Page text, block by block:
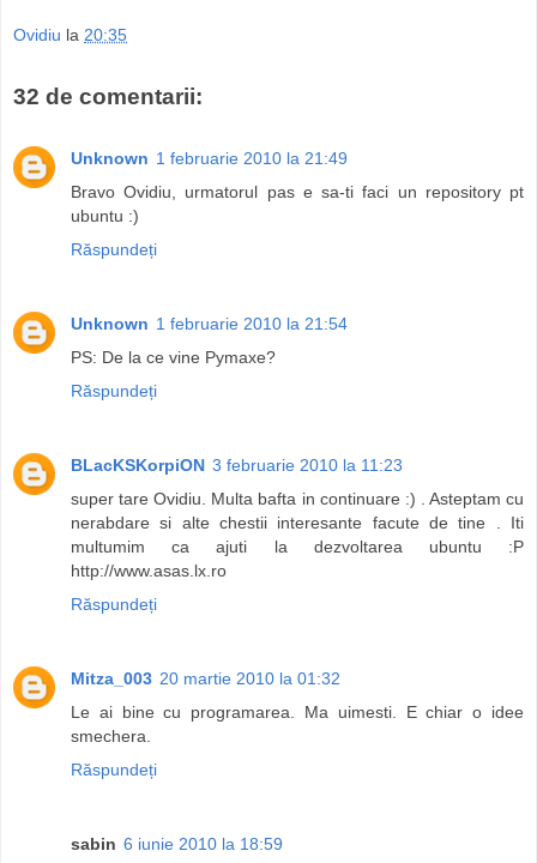
Ovidiu la 20:35
32 de comentarii:
Unknown 1 februarie 2010 la 21:49
Bravo Ovidiu, urmatorul pas e sa-ti faci un repository pt
ubuntu :)
Răspundeți
Unknown 1 februarie 2010 la 21:54
PS: De la ce vine Pymaxe?
Răspundeți
BLacKSKorpiON 3 februarie 2010 la 11:23
super tare Ovidiu. Multa bafta in continuare :) . Asteptam cu
nerabdare si alte chestii interesante facute de tine . Iti
multumim ca ajuti la dezvoltarea ubuntu :P
http://www.asas.lx.ro
Răspundeți
Mitza_003 20 martie 2010 la 01:32
Le ai bine cu programarea. Ma uimesti. E chiar o idee
smechera.
Răspundeți
sabin 6 iunie 2010 la 18:59